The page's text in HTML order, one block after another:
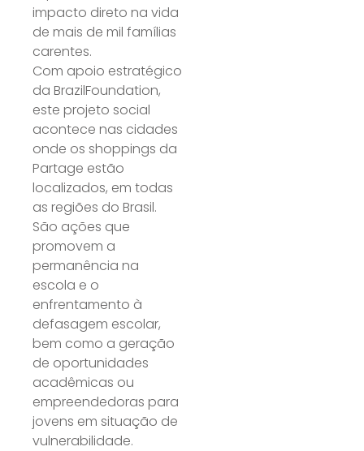
impacto direto na vida
de mais de mil famílias
carentes.
Com apoio estratégico
da BrazilFoundation,
este projeto social
acontece nas cidades
onde os shoppings da
Partage estão
localizados, em todas
as regiões do Brasil.
São ações que
promovem a
permanência na
escola e o
enfrentamento à
defasagem escolar,
bem como a geração
de oportunidades
acadêmicas ou
empreendedoras para
jovens em situação de
vulnerabilidade.